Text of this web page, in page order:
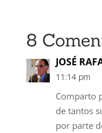
8
JOSÉ
11:14 pm
Comparto
de tantos
por parte